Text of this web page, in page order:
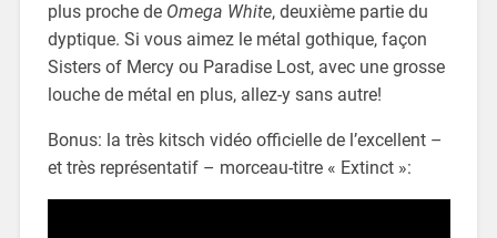
plus proche de Omega White, deuxième partie du
dyptique. Si vous aimez le métal gothique, façon
Sisters of Mercy ou Paradise Lost, avec une grosse
louche de métal en plus, allez-y sans autre!
Bonus: la très kitsch vidéo officielle de l’excellent –
et très représentatif – morceau-titre « Extinct »: